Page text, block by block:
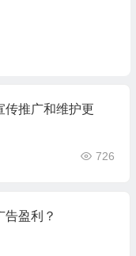
传推广和维护更
726
盈利？